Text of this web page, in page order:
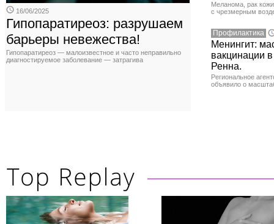
16/06/2025
Гипопаратиреоз: разрушаем
барьеры невежества!
Гипопаратиреоз — малоизвестное и часто неправильно
диагностируемое заболевание — затрагива
Меланома, рак
с чрезмерным
Профилактика
Менингит:
вакцинации
Ренна.
Региональное
объявило о